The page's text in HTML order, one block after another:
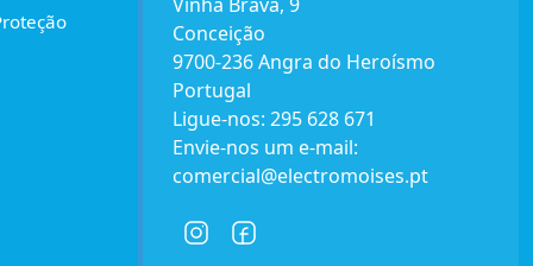
Conceição
9700-236 Angra do Heroísmo
Portugal
Ligue-nos: 295 628 671
Envie-nos um e-mail:
comercial@electromoises.pt